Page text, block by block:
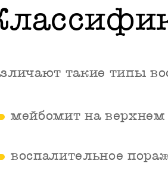
такие типы
мейбомит на верхнем
воспалительное